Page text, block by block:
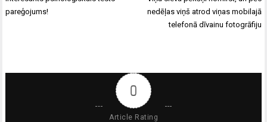
izvēlne
pareģojums!
nedēļas viņš atrod viņas mobilajā
telefonā dīvainu fotogrāfiju
0
Article Rating